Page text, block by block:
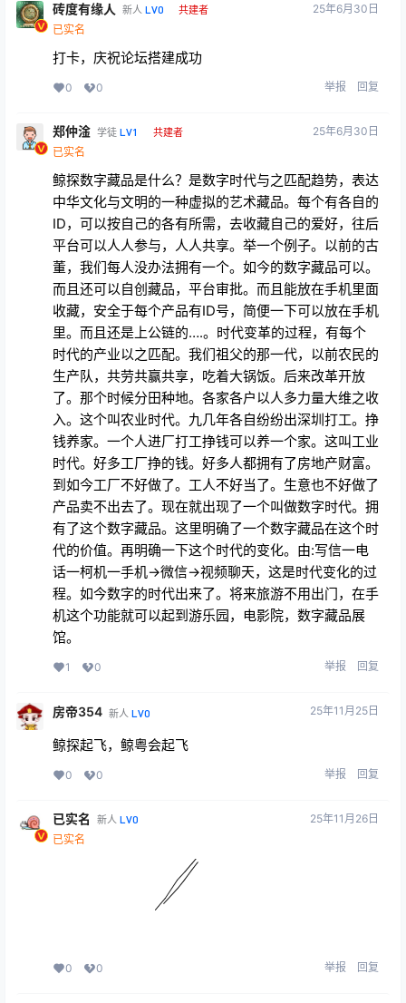
砖度有缘人 新人 LV0 共建者
已实名
25年6月30日
打卡，庆祝论坛搭建成功
0 0 举报 回复
郑仲淦 学徒 LV1 共建者
已实名
25年6月30日
鲸探数字藏品是什么？是数字时代与之匹配趋势，表达
中华文化与文明的一种虚拟的艺术藏品。每个有各自的
ID，可以按自己的各有所需，去收藏自己的爱好，往后
平台可以人人参与，人人共享。举一个例子。以前的古
董，我们每人没办法拥有一个。如今的数字藏品可以。
而且还可以自创藏品，平台审批。而且能放在手机里面
收藏，安全于每个产品有ID号，简便一下可以放在手机
里。而且还是上公链的….。时代变革的过程，有每个
时代的产业以之匹配。我们祖父的那一代，以前农民的
生产队，共劳共赢共享，吃着大锅饭。后来改革开放
了。那个时候分田种地。各家各户以人多力量大维之收
入。这个叫农业时代。九几年各自纷纷出深圳打工。挣
钱养家。一个人进厂打工挣钱可以养一个家。这叫工业
时代。好多工厂挣的钱。好多人都拥有了房地产财富。
到如今工厂不好做了。工人不好当了。生意也不好做了
产品卖不出去了。现在就出现了一个叫做数字时代。拥
有了这个数字藏品。这里明确了一个数字藏品在这个时
代的价值。再明确一下这个时代的变化。由:写信一电
话一柯机一手机→微信→视频聊天，这是时代变化的过
程。如今数字的时代出来了。将来旅游不用出门，在手
机这个功能就可以起到游乐园，电影院，数字藏品展
馆。
1 0 举报 回复
房帝354 新人 LV0 25年11月25日
鲸探起飞，鲸粤会起飞
0 0 举报 回复
已实名 新人 LV0
已实名
25年11月26日
0 0 举报 回复